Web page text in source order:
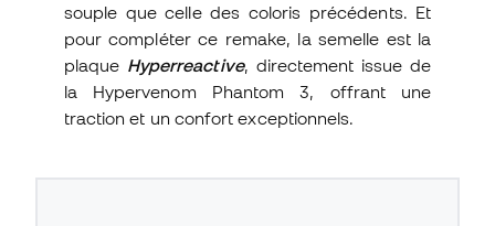
souple que celle des coloris précédents. Et
pour compléter ce remake, la semelle est la
plaque Hyperreactive, directement issue de
la Hypervenom Phantom 3, offrant une
traction et un confort exceptionnels.